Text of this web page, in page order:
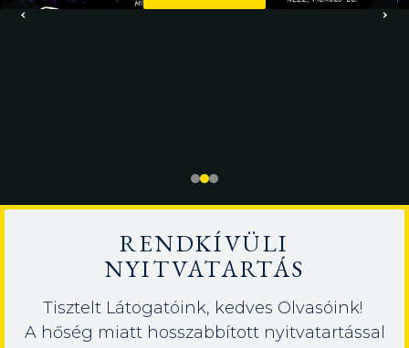
‹ ›
RENDKÍVÜLI
NYITVATARTÁS
Tisztelt Látogatóink, kedves Olvasóink!
A hőség miatt hosszabbított nyitvatartással